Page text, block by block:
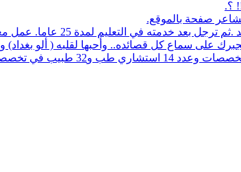
؟.
صفحة بالموقع.
لمدة 25 عاما. عمل معرفا لقرية البلعلا .
على سماع كل قصائده.. وأحبها لقلبه ( ألو
83 حاملي مؤهلات عليا منهم 5 بروفسيور